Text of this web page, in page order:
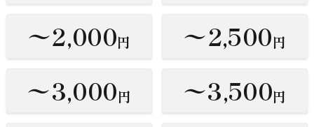
〜2,000円 〜2,500円
〜3,000円 〜3,500円